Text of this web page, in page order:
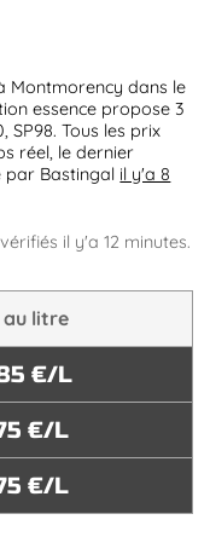
Montmorency dans le
essence propose 3
SP98. Tous les prix
réel, le dernier
par Bastingal il y'a 8
il y'a 12 minutes.
au litre
€/L
€/L
€/L